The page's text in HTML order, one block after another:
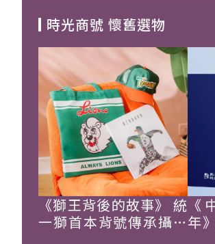
時光商號 懷舊選物
《獅王背後的故事》 統
一獅首本背號傳承攝影
《
年